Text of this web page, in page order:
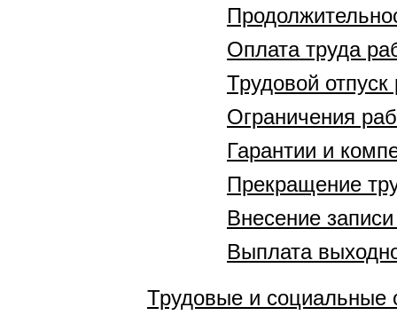
Оплата труда
Трудовой
Ограничения
Гарантии и
Прекращение
Внесение
Выплата
Трудовые и социальные